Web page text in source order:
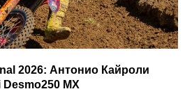
2026: Антонио Кайроли
MX